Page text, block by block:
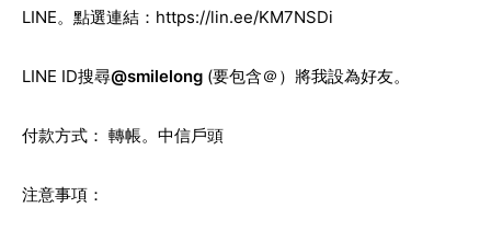
LINE。點選連結： https://lin.ee/KM7NSDi
LINE ID搜尋@smilelong (要包含＠）將我設為好友。
付款方式： 轉帳。中信戶頭
注意事項：